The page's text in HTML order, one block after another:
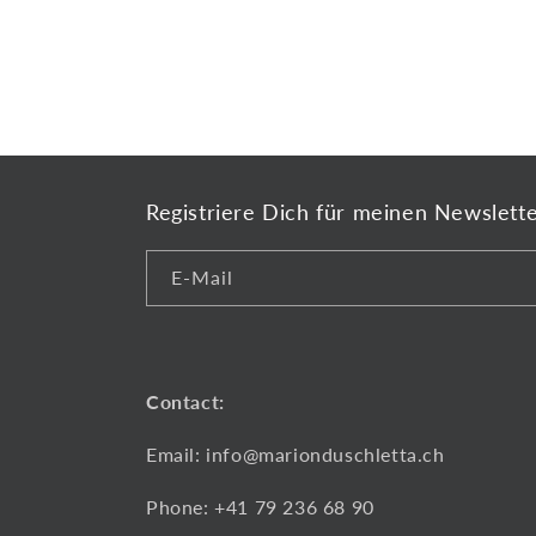
Registriere Dich für meinen
E-Mail
Contact:
Email: info@marionduschletta.ch
Phone: +41 79 236 68 90